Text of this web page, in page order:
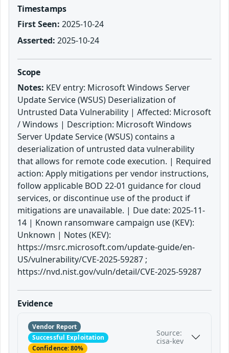
Timestamps
First Seen: 2025-10-24
Asserted: 2025-10-24
Scope
Notes: KEV entry: Microsoft Windows Server
Update Service (WSUS) Deserialization of
Untrusted Data Vulnerability | Affected: Microsoft
/ Windows | Description: Microsoft Windows
Server Update Service (WSUS) contains a
deserialization of untrusted data vulnerability
that allows for remote code execution. | Required
action: Apply mitigations per vendor instructions,
follow applicable BOD 22-01 guidance for cloud
services, or discontinue use of the product if
mitigations are unavailable. | Due date: 2025-11-
14 | Known ransomware campaign use (KEV):
Unknown | Notes (KEV):
https://msrc.microsoft.com/update-guide/en-
US/vulnerability/CVE-2025-59287 ;
https://nvd.nist.gov/vuln/detail/CVE-2025-59287
Evidence
Vendor Report
Successful Exploitation
Confidence: 80%
Source:
cisa-kev